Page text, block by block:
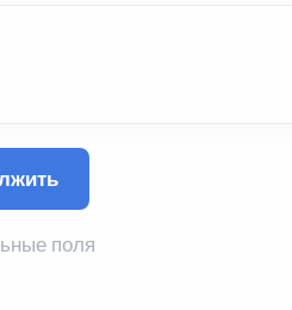
поля